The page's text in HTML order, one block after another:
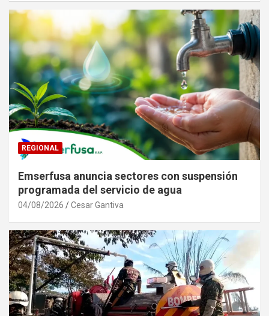
REGIONAL
Emserfusa anuncia sectores con suspensión
programada del servicio de agua
04/08/2026 Cesar Gantiva